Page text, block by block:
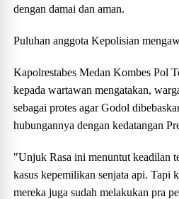
dengan damai dan aman.
Puluhan anggota Kepolisian
Kapolrestabes Medan Kombes Pol
kepada wartawan mengatakan,
sebagai protes agar Godol
hubungannya dengan kedatangan
"Unjuk Rasa ini menuntut keadilan
kasus kepemilikan senjata api. Tapi
mereka juga sudah melakukan pra